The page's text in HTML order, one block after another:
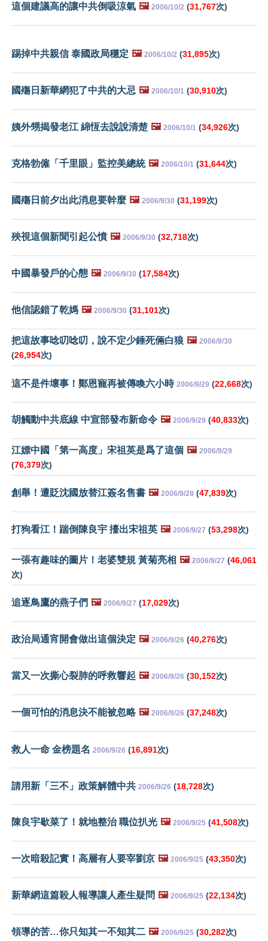
這個建議高的讓中共倒吸涼氣 🖼️ 2006/10/2 (31,767次)
踢掉中共親信 泰國政局穩定 🖼️ 2006/10/2 (31,895次)
國殤日新華網犯了中共的大忌 🖼️ 2006/10/1 (30,910次)
姨外甥揭發老江 綿恆去說說清楚 🖼️ 2006/10/1 (34,926次)
克格勃僱「千里眼」監控美總統 🖼️ 2006/10/1 (31,644次)
國殤日前夕出此消息要幹麼 🖼️ 2006/9/30 (31,199次)
殃視這個新聞引起公憤 🖼️ 2006/9/30 (32,718次)
中國暴發戶的心態 🖼️ 2006/9/30 (17,584次)
他信認錯了乾媽 🖼️ 2006/9/30 (31,101次)
把這故事唸叨唸叨，說不定少錘死倆白狼 🖼️ 2006/9/30
(26,954次)
這不是件壞事！鄭恩寵再被傳喚六小時 2006/9/29 (22,668次)
胡觸動中共底線 中宣部發布新命令 🖼️ 2006/9/29 (40,833次)
江嫖中國「第一高度」宋祖英是爲了這個 🖼️ 2006/9/29
(76,379次)
創舉！遭貶沈國放替江簽名售書 🖼️ 2006/9/28 (47,839次)
打狗看江！踹倒陳良宇 擡出宋祖英 🖼️ 2006/9/27 (53,298次)
一張有趣味的圖片！老婆雙規 黃菊亮相 🖼️ 2006/9/27 (46,061
次)
追逐鳥鷹的燕子們 🖼️ 2006/9/27 (17,029次)
政治局通宵開會做出這個決定 🖼️ 2006/9/26 (40,276次)
當又一次撕心裂肺的呼救響起 🖼️ 2006/9/26 (30,152次)
一個可怕的消息決不能被忽略 🖼️ 2006/9/26 (37,248次)
救人一命 金榜題名 2006/9/26 (16,891次)
請用新「三不」政策解體中共 2006/9/26 (18,728次)
陳良宇歇菜了！就地整治 職位扒光 🖼️ 2006/9/25 (41,508次)
一次暗殺記實！高層有人要宰劉京 🖼️ 2006/9/25 (43,350次)
新華網這篇殺人報導讓人產生疑問 🖼️ 2006/9/25 (22,134次)
領導的苦…你只知其一不知其二 🖼️ 2006/9/25 (30,282次)